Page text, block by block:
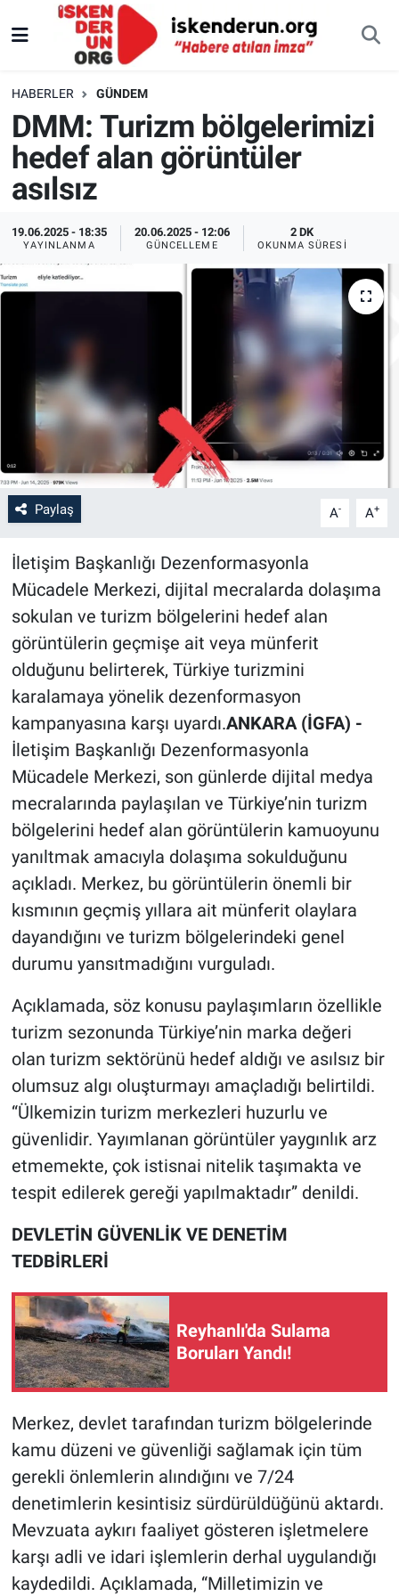
HABERLER GÜNDEM
DMM: Turizm bölgelerimizi
hedef alan görüntüler
asılsız
19.06.2025 - 18:35
YAYINLANMA
20.06.2025 - 12:06
GÜNCELLEME
2 DK
OKUNMA SÜRESI
Paylaş A- A+
İletişim Başkanlığı Dezenformasyonla
Mücadele Merkezi, dijital mecralarda dolaşıma
sokulan ve turizm bölgelerini hedef alan
görüntülerin geçmişe ait veya münferit
olduğunu belirterek, Türkiye turizmini
karalamaya yönelik dezenformasyon
kampanyasına karşı uyardı.ANKARA (İGFA) -
İletişim Başkanlığı Dezenformasyonla
Mücadele Merkezi, son günlerde dijital medya
mecralarında paylaşılan ve Türkiye’nin turizm
bölgelerini hedef alan görüntülerin kamuoyunu
yanıltmak amacıyla dolaşıma sokulduğunu
açıkladı. Merkez, bu görüntülerin önemli bir
kısmının geçmiş yıllara ait münferit olaylara
dayandığını ve turizm bölgelerindeki genel
durumu yansıtmadığını vurguladı.
Açıklamada, söz konusu paylaşımların özellikle
turizm sezonunda Türkiye’nin marka değeri
olan turizm sektörünü hedef aldığı ve asılsız bir
olumsuz algı oluşturmayı amaçladığı belirtildi.
“Ülkemizin turizm merkezleri huzurlu ve
güvenlidir. Yayımlanan görüntüler yaygınlık arz
etmemekte, çok istisnai nitelik taşımakta ve
tespit edilerek gereği yapılmaktadır” denildi.
DEVLETİN GÜVENLİK VE DENETİM
TEDBİRLERİ
Reyhanlı'da Sulama
Boruları Yandı!
Merkez, devlet tarafından turizm bölgelerinde
kamu düzeni ve güvenliği sağlamak için tüm
gerekli önlemlerin alındığını ve 7/24
denetimlerin kesintisiz sürdürüldüğünü aktardı.
Mevzuata aykırı faaliyet gösteren işletmelere
karşı adli ve idari işlemlerin derhal uygulandığı
kaydedildi. Açıklamada, “Milletimizin ve